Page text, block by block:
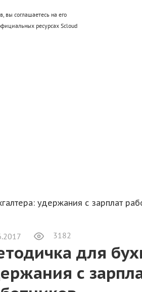
вы соглашаетесь на его
ресурсах Scloud
удержания с зарплат
3182
для
с